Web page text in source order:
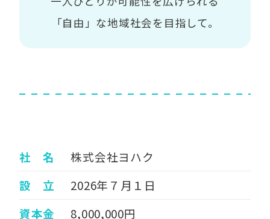
「自由」な地域社会を目指して。
社 名
株式会社ヨハク
設 立
2026年７月１日
資本金
8,000,000円